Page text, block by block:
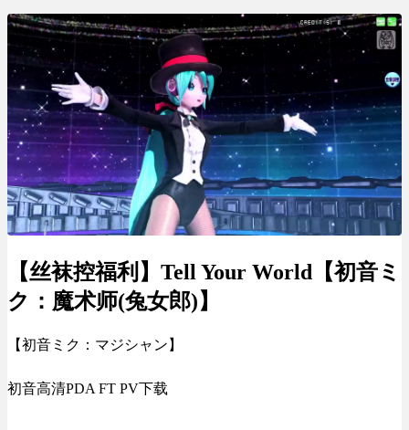
【丝袜控福利】Tell Your World【初音ミ
ク：魔术师(兔女郎)】
【初音ミク：マジシャン】
初音高清PDA FT PV下载